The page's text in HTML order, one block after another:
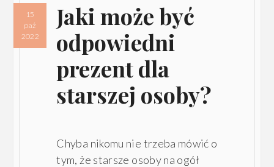
Jaki może być
odpowiedni
prezent dla
starszej osoby?
15
paź
2022
Chyba nikomu nie trzeba mówić o
tym, że starsze osoby na ogół